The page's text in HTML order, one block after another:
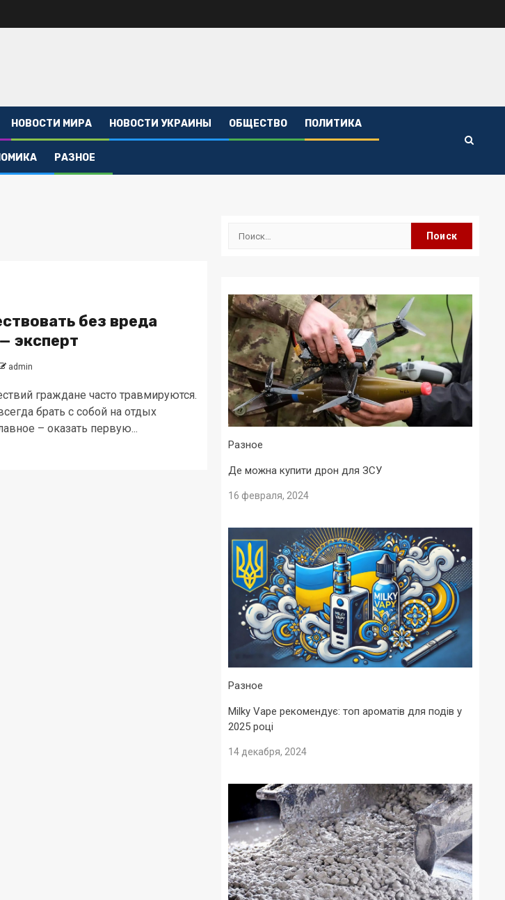
НОВОСТИ МИРА НОВОСТИ УКРАИНЫ ОБЩЕСТВО ПОЛИТИКА
РАЗНОЕ
без вреда
эксперт
admin
граждане часто травмируются.
брать с собой на отдых
– оказать первую...
Найти:
Разное
Де можна купити дрон для ЗСУ
16 февраля, 2024
Разное
Milky Vape рекомендує: топ ароматів для подів у
2025 році
14 декабря, 2024